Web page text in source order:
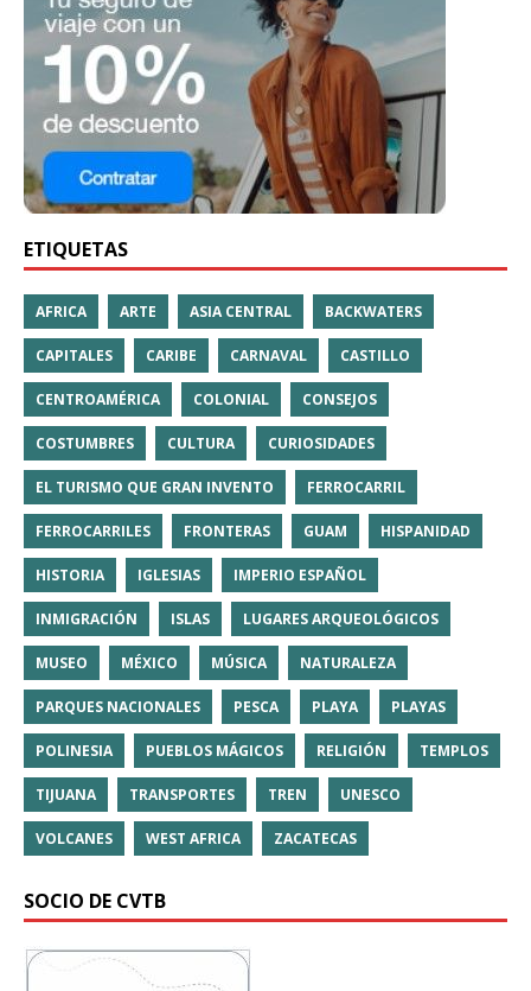
ETIQUETAS
AFRICA ARTE ASIA CENTRAL BACKWATERS
CAPITALES CARIBE CARNAVAL CASTILLO
CENTROAMÉRICA COLONIAL CONSEJOS
COSTUMBRES CULTURA CURIOSIDADES
EL TURISMO QUE GRAN INVENTO FERROCARRIL
FERROCARRILES FRONTERAS GUAM HISPANIDAD
HISTORIA IGLESIAS IMPERIO ESPAÑOL
INMIGRACIÓN ISLAS LUGARES ARQUEOLÓGICOS
MUSEO MÉXICO MÚSICA NATURALEZA
PARQUES NACIONALES PESCA PLAYA PLAYAS
POLINESIA PUEBLOS MÁGICOS RELIGIÓN TEMPLOS
TIJUANA TRANSPORTES TREN UNESCO
VOLCANES WEST AFRICA ZACATECAS
SOCIO DE CVTB